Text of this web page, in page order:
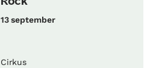
13 september
Cirkus